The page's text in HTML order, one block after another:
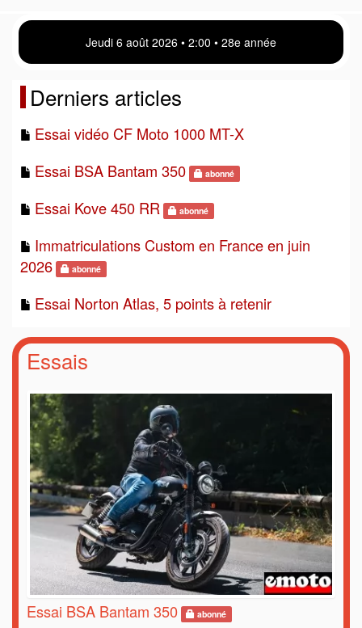
Jeudi 6 août 2026 • 2 00 • 28e année
Derniers articles
Essai vidéo CF Moto 1000 MT-X
Essai BSA Bantam 350
abonné
Essai Kove 450 RR abonné
Immatriculations Custom en France en juin
2026
abonné
Essai Norton Atlas, 5 points à retenir
Essais
Essai BSA Bantam 350 abonné